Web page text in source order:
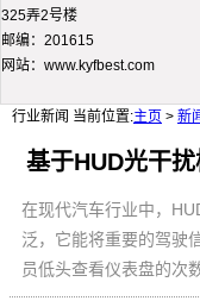
325弄2号楼
邮编：201615
网站：www.kyfbest.com
行业新闻 当前位置:主页 > 新
基于HUD光干
在现代汽车行业中，
泛，它能将重要的驾驶
员低头查看仪表盘的次